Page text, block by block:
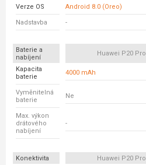
Verze OS Android 8.0 (Oreo)
Nadstavba -
Baterie a
nabíjení
Huawei P20 Pro
Kapacita
baterie
4000 mAh
Vyměnitelná
baterie
Ne
Max. výkon
drátového
nabíjení
-
Konektivita Huawei P20 Pro